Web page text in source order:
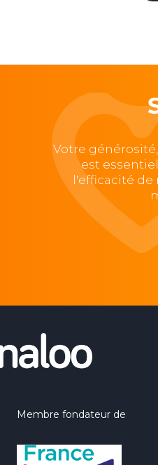
Votre
est
l'efficacité de
Membre fondateur de